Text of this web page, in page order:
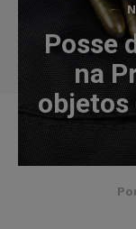
Posse
na
objetos